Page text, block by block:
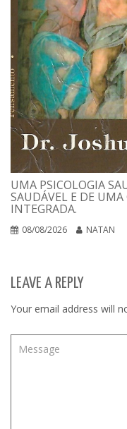
UMA PSICOLOGIA
SAUDÁVEL E DE
INTEGRADA.
08/08/2026 NATAN
LEAVE A REPLY
Your email address will